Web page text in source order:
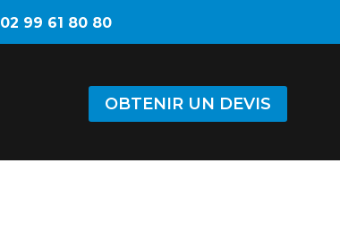
02 99 61 80 80
OBTENIR UN DEVIS